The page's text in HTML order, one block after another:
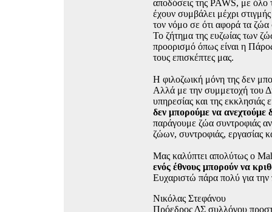
αποδόσεις της PAWS, με όλο
έχουν συμβάλει μέχρι
τον νόμο σε ότι αφορά τα ζώα
Το ζήτημα της ευζωίας των
προορισμό όπως είναι η
τους επισκέπτες μας.
Η φιλοζωική μόνη της δεν
Αλλά με την συμμετοχή του
υπηρεσίας και της
δεν μπορούμε να ανεχτούμε
παράγουμε ζώα συντροφιάς
ζώων, συντροφιάς, εργασίας
Μας καλύπτει απολύτως ο
ενός έθνους μπορούν να
Ευχαριστώ πάρα πολύ για
Νικόλας Στεφάνου
Πρόεδρος ΔΣ συλλόγου